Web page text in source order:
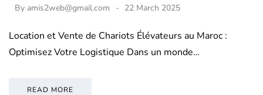
By amis2web@gmail.com 22 March 2025
Location et Vente de Chariots Élévateurs au Maroc :
Optimisez Votre Logistique Dans un monde…
READ MORE